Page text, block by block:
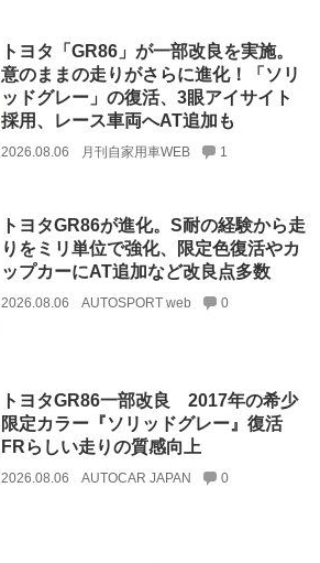
トヨタ「GR86」が一部改良を実施。
意のままの走りがさらに進化！「ソリ
ッドグレー」の復活、3眼アイサイト
採用、レース車両へAT追加も
2026.08.06 月刊自家用車WEB 1
トヨタGR86が進化。S耐の経験から走
りをミリ単位で強化、限定色復活やカ
ップカーにAT追加など改良点多数
2026.08.06 AUTOSPORT web 0
トヨタGR86一部改良 2017年の希少
限定カラー『ソリッドグレー』復活
FRらしい走りの質感向上
2026.08.06 AUTOCAR JAPAN 0